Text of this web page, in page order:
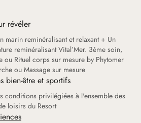
révéler
marin reminéralisant et relaxant + Un
reminéralisant Vital’Mer. 3ème soin,
ou Rituel corps sur mesure by Phytomer
ou Massage sur mesure
bien-être et sportifs
conditions privilégiées à l'ensemble des
loisirs du Resort